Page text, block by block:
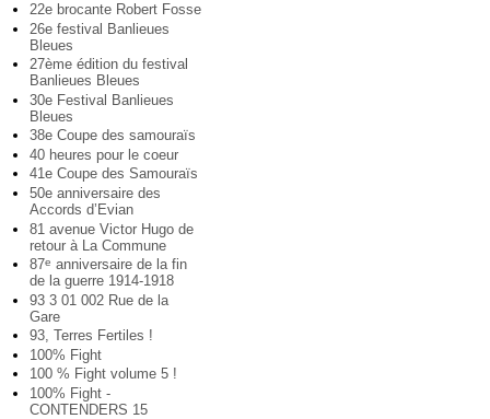
22e brocante Robert Fosse
26e festival Banlieues
Bleues
27ème édition du festival
Banlieues Bleues
30e Festival Banlieues
Bleues
38e Coupe des samouraïs
40 heures pour le coeur
41e Coupe des Samouraïs
50e anniversaire des
Accords d’Evian
81 avenue Victor Hugo de
retour à La Commune
87e anniversaire de la fin
de la guerre 1914-1918
93 3 01 002 Rue de la
Gare
93, Terres Fertiles !
100% Fight
100 % Fight volume 5 !
100% Fight -
CONTENDERS 15